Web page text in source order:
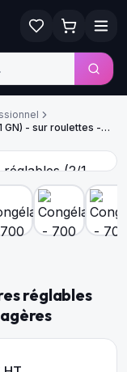
- sur roulettes -
réglables